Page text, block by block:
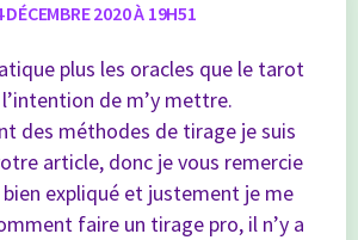
DÉCEMBRE 2020 À 19H51
plus les oracles que le tarot
l’intention de m’y mettre.
des méthodes de tirage je suis
article, donc je vous remercie
expliqué et justement je me
faire un tirage pro, il n’y a